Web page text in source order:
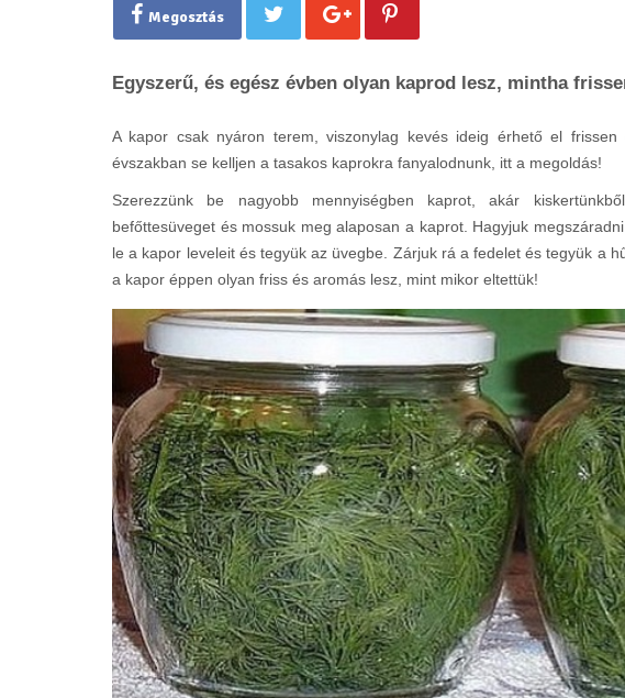
Megosztás
Egyszerű, és egész évben olyan kaprod lesz, mintha
A kapor csak nyáron terem, viszonylag kevés ideig érhető el
évszakban se kelljen a tasakos kaprokra fanyalodnunk, itt a megoldás!
Szerezzünk be nagyobb mennyiségben kaprot, akár
befőttesüveget és mossuk meg alaposan a kaprot. Hagyjuk
le a kapor leveleit és tegyük az üvegbe. Zárjuk rá a fedelet és tegyük a
a kapor éppen olyan friss és aromás lesz, mint mikor eltettük!